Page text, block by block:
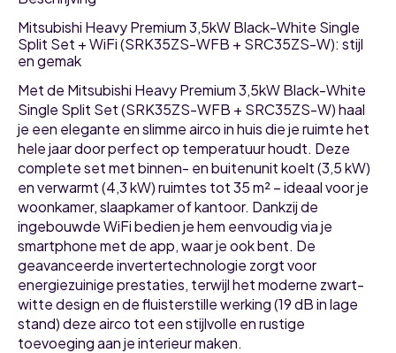
Mitsubishi Heavy Premium 3,5kW Black-White Single
Split Set + WiFi (SRK35ZS-WFB + SRC35ZS-W): stijl
en gemak
Met de Mitsubishi Heavy Premium 3,5kW Black-White
Single Split Set (SRK35ZS-WFB + SRC35ZS-W) haal
je een elegante en slimme airco in huis die je ruimte het
hele jaar door perfect op temperatuur houdt. Deze
complete set met binnen- en buitenunit koelt (3,5 kW)
en verwarmt (4,3 kW) ruimtes tot 35 m² – ideaal voor je
woonkamer, slaapkamer of kantoor. Dankzij de
ingebouwde WiFi bedien je hem eenvoudig via je
smartphone met de app, waar je ook bent. De
geavanceerde invertertechnologie zorgt voor
energiezuinige prestaties, terwijl het moderne zwart-
witte design en de fluisterstille werking (19 dB in lage
stand) deze airco tot een stijlvolle en rustige
toevoeging aan je interieur maken.